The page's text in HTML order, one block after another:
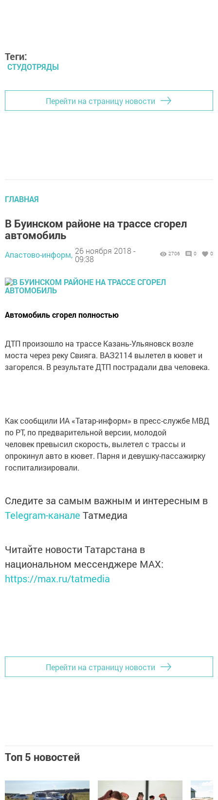
Теги:
СТУДОТРЯДЫ
Перейти на страницу новости
ГЛАВНАЯ
В Буинском районе на трассе сгорел
автомобиль
Апастово-информ, 26 ноября 2018 -
09:38
2706 0 0
Автомобиль сгорел полностью
ДТП произошло на трассе Казань-Ульяновск возле
моста через реку Свияга. ВАЗ2114 вылетел в кювет и
загорелся. В результате ДТП пострадали два человека.
Как сообщили ИА «Татар-информ» в пресс-службе МВД
по РТ, по предварительной версии, молодой
человек превысил скорость, вылетел с трассы и
опрокинул авто в кювет. Парня и девушку-пассажирку
госпитализировали.
Следите за самым важным и интересным в
Telegram-канале Татмедиа
Читайте новости Татарстана в
национальном мессенджере MАХ:
https://max.ru/tatmedia
Перейти на страницу новости
Топ 5 новостей